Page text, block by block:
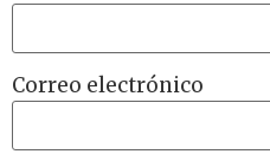
Correo electrónico